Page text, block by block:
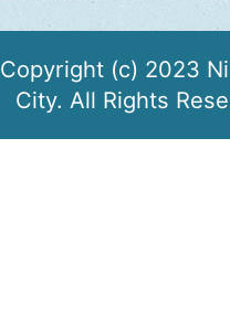
Copyright (c) 2023
City. All Rights